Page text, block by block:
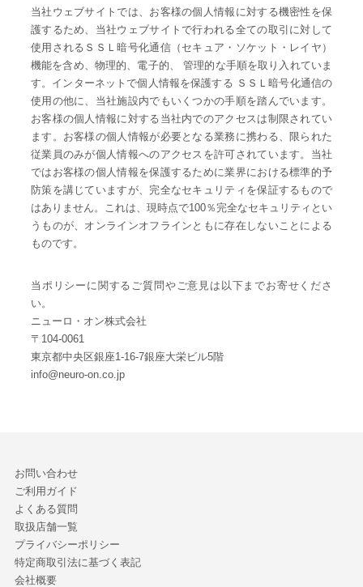
当社ウェブサイトでは、お客様の個人情報に対する機密性を保
護するため、当社ウェブサイトで行われる全ての取引に対して
使用されるＳＳＬ暗号化通信（セキュア・ソケット・レイヤ）
機能を含め、物理的、電子的、 管理的な手順を取り入れていま
す。インターネットで個人情報を保護する ＳＳＬ暗号化通信の
使用の他に、当社施設内でもいくつかの手順を踏んでいます。
お客様の個人情報に対する当社内でのアクセスは制限されてい
ます。お客様の個人情報が必要となる業務に携わる、限られた
従業員のみが個人情報へのアクセスを許可されています。当社
ではお客様の個人情報を保護するために業界における標準的予
防策を講じていますが、完全なセキュリティを保証するもので
はありません。これは、現時点で100％完全なセキュリティとい
うものが、オンラインオフラインともに存在しないことによる
ものです。
当ポリシーに関するご質問やご意見は以下までお寄せくださ
い。
ニューロ・オン株式会社
〒104-0061
東京都中央区銀座1-16-7銀座大栄ビル5階
info@neuro-on.co.jp
お問い合わせ
ご利用ガイド
よくある質問
取扱店舗一覧
プライバシーポリシー
特定商取引法に基づく表記
会社概要